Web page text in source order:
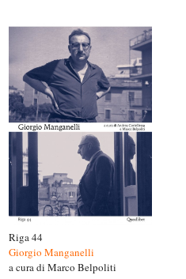
Riga 44
Giorgio Manganelli
a cura di Marco Belpoliti